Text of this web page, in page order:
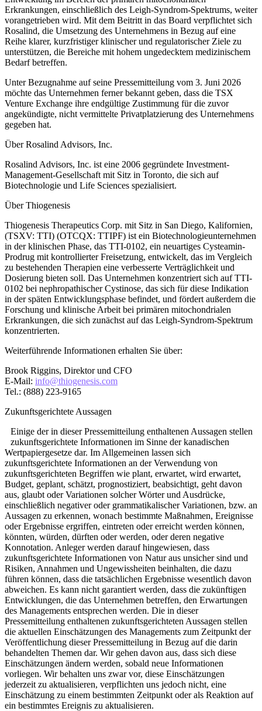
Erkrankungen, einschließlich des Leigh-Syndrom-Spektrums, weiter
vorangetrieben wird. Mit dem Beitritt in das Board verpflichtet sich
Rosalind, die Umsetzung des Unternehmens in Bezug auf eine
Reihe klarer, kurzfristiger klinischer und regulatorischer Ziele zu
unterstützen, die Bereiche mit hohem ungedecktem medizinischem
Bedarf betreffen.
Unter Bezugnahme auf seine Pressemitteilung vom 3. Juni 2026
möchte das Unternehmen ferner bekannt geben, dass die TSX
Venture Exchange ihre endgültige Zustimmung für die zuvor
angekündigte, nicht vermittelte Privatplatzierung des Unternehmens
gegeben hat.
Über Rosalind Advisors, Inc.
Rosalind Advisors, Inc. ist eine 2006 gegründete Investment-
Management-Gesellschaft mit Sitz in Toronto, die sich auf
Biotechnologie und Life Sciences spezialisiert.
Über Thiogenesis
Thiogenesis Therapeutics Corp. mit Sitz in San Diego, Kalifornien,
(TSXV: TTI) (OTCQX: TTIPF) ist ein Biotechnologieunternehmen
in der klinischen Phase, das TTI-0102, ein neuartiges Cysteamin-
Prodrug mit kontrollierter Freisetzung, entwickelt, das im Vergleich
zu bestehenden Therapien eine verbesserte Verträglichkeit und
Dosierung bieten soll. Das Unternehmen konzentriert sich auf TTI-
0102 bei nephropathischer Cystinose, das sich für diese Indikation
in der späten Entwicklungsphase befindet, und fördert außerdem die
Forschung und klinische Arbeit bei primären mitochondrialen
Erkrankungen, die sich zunächst auf das Leigh-Syndrom-Spektrum
konzentrierten.
Weiterführende Informationen erhalten Sie über:
Brook Riggins, Direktor und CFO
E-Mail: info@thiogenesis.com
Tel.: (888) 223-9165
Zukunftsgerichtete Aussagen
Einige der in dieser Pressemitteilung enthaltenen Aussagen stellen
zukunftsgerichtete Informationen im Sinne der kanadischen
Wertpapiergesetze dar. Im Allgemeinen lassen sich
zukunftsgerichtete Informationen an der Verwendung von
zukunftsgerichteten Begriffen wie plant, erwartet, wird erwartet,
Budget, geplant, schätzt, prognostiziert, beabsichtigt, geht davon
aus, glaubt oder Variationen solcher Wörter und Ausdrücke,
einschließlich negativer oder grammatikalischer Variationen, bzw. an
Aussagen zu erkennen, wonach bestimmte Maßnahmen, Ereignisse
oder Ergebnisse ergriffen, eintreten oder erreicht werden können,
könnten, würden, dürften oder werden, oder deren negative
Konnotation. Anleger werden darauf hingewiesen, dass
zukunftsgerichtete Informationen von Natur aus unsicher sind und
Risiken, Annahmen und Ungewissheiten beinhalten, die dazu
führen können, dass die tatsächlichen Ergebnisse wesentlich davon
abweichen. Es kann nicht garantiert werden, dass die zukünftigen
Entwicklungen, die das Unternehmen betreffen, den Erwartungen
des Managements entsprechen werden. Die in dieser
Pressemitteilung enthaltenen zukunftsgerichteten Aussagen stellen
die aktuellen Einschätzungen des Managements zum Zeitpunkt der
Veröffentlichung dieser Pressemitteilung in Bezug auf die darin
behandelten Themen dar. Wir gehen davon aus, dass sich diese
Einschätzungen ändern werden, sobald neue Informationen
vorliegen. Wir behalten uns zwar vor, diese Einschätzungen
jederzeit zu aktualisieren, verpflichten uns jedoch nicht, eine
Einschätzung zu einem bestimmten Zeitpunkt oder als Reaktion auf
ein bestimmtes Ereignis zu aktualisieren.